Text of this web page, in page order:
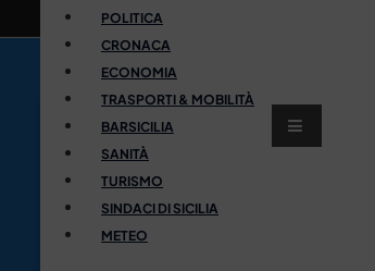
POLITICA
CRONACA
ECONOMIA
TRASPORTI & MOBILITÀ
BARSICILIA
SANITÀ
TURISMO
SINDACI DI SICILIA
METEO